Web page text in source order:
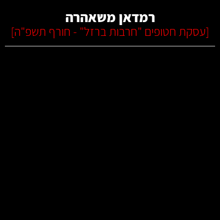
רמדאן משאהרה
[עסקת חטופים "חרבות ברזל" - חורף תשפ"ה]